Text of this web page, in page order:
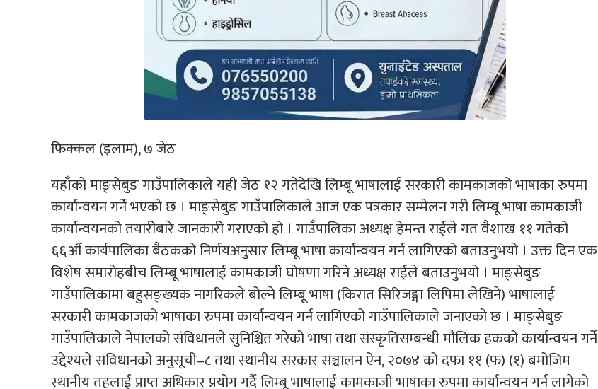
फिक्कल (इलाम), ७ जेठ
यहाँको माङ्सेबुङ गाउँपालिकाले यही जेठ १२ गतेदेखि लिम्बू भाषालाई सरकारी कामकाजको भाषाका रुपमा
कार्यान्वयन गर्ने भएको छ । माङ्सेबुङ गाउँपालिकाले आज एक पत्रकार सम्मेलन गरी लिम्बू भाषा कामकाजी
कार्यान्वयनको तयारीबारे जानकारी गराएको हो । गाउँपालिका अध्यक्ष हेमन्त राईले गत वैशाख ११ गतेको
६६औँ कार्यपालिका बैठकको निर्णयअनुसार लिम्बू भाषा कार्यान्वयन गर्न लागिएको बताउनुभयो । उक्त दिन एक
विशेष समारोहबीच लिम्बू भाषालाई कामकाजी घोषणा गरिने अध्यक्ष राईले बताउनुभयो । माङ्सेबुङ
गाउँपालिकामा बहुसङ्ख्यक नागरिकले बोल्ने लिम्बू भाषा (किरात सिरिजङ्गा लिपिमा लेखिने) भाषालाई
सरकारी कामकाजको भाषाका रुपमा कार्यान्वयन गर्न लागिएको गाउँपालिकाले जनाएको छ । माङ्सेबुङ
गाउँपालिकाले नेपालको संविधानले सुनिश्चित गरेको भाषा तथा संस्कृतिसम्बन्धी मौलिक हकको कार्यान्वयन गर्ने
उद्देश्यले संविधानको अनुसूची–८ तथा स्थानीय सरकार सञ्चालन ऐन, २०७४ को दफा ११ (फ) (१) बमोजिम
स्थानीय तहलाई प्राप्त अधिकार प्रयोग गर्दै लिम्बू भाषालाई कामकाजी भाषाका रुपमा कार्यान्वयन गर्न लागेको